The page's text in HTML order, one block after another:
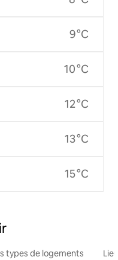
9 °C
10 °C
12 °C
13 °C
15 °C
types de logements